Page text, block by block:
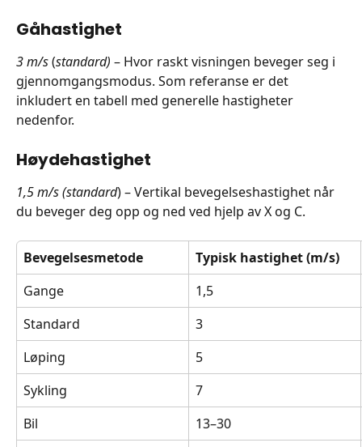
Gåhastighet
3 m/s (standard) – Hvor raskt visningen beveger seg i
gjennomgangsmodus. Som referanse er det
inkludert en tabell med generelle hastigheter
nedenfor.
Høydehastighet
1,5 m/s (standard) – Vertikal bevegelseshastighet når
du beveger deg opp og ned ved hjelp av X og C.
Bevegelsesmetode
Typisk hastighet (m/s)
Gange
1,5
Standard
3
Løping
5
Sykling
7
Bil
13–30